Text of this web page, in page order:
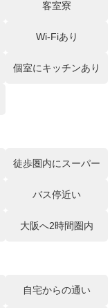
客室寮
Wi-Fiあり
個室にキッチンあり
徒歩圏内にスーパー
バス停近い
大阪へ2時間圏内
自宅からの通い